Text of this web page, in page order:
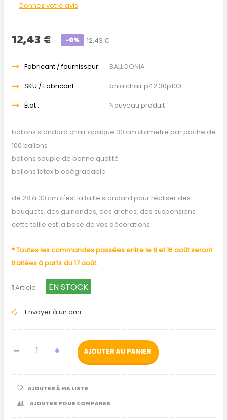
Donnez votre avis
12,43 €
12,43 € -0%
Fabricant / fournisseur:
BALLOONIA
SKU / Fabricant:
bnia chair p42 30p100
État :
Nouveau produit
ballons standard chair opaque 30 cm diamètre par poche de
100 ballons
ballons souple de bonne qualité
ballons latex biodégradable
de 28 à 30 cm c'est la taille standard pour réaliser des
bouquets, des guirlandes, des arches, des suspensions
cette taille est la base de vos décorations
* Toutes les commandes passées entre le 6 et 16 août seront
traitées à partir du 17 août.
1Article EN STOCK
Envoyer à un ami
AJOUTER AU PANIER
AJOUTER À MA LISTE
AJOUTER POUR COMPARER